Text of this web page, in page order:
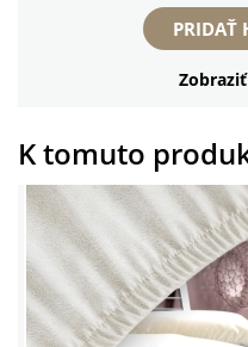
PRIDAŤ
K tomuto